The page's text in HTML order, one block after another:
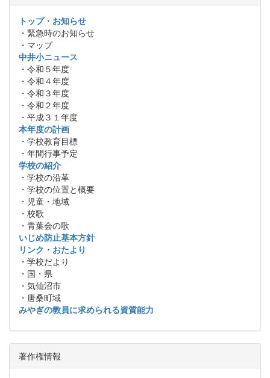
トップ・お知らせ
・緊急時のお知らせ
・マップ
中井小ニュース
・令和５年度
・令和４年度
・令和３年度
・令和２年度
・平成３１年度
本年度の計画
・学校教育目標
・年間行事予定
学校の紹介
・学校の沿革
・学校の位置と概要
・児童・地域
・校歌
・青葉会の歌
いじめ防止基本方針
リンク・おたより
・学校だより
・国・県
・気仙沼市
・唐桑町域
みやぎの教員に求められる資質能力
著作権情報